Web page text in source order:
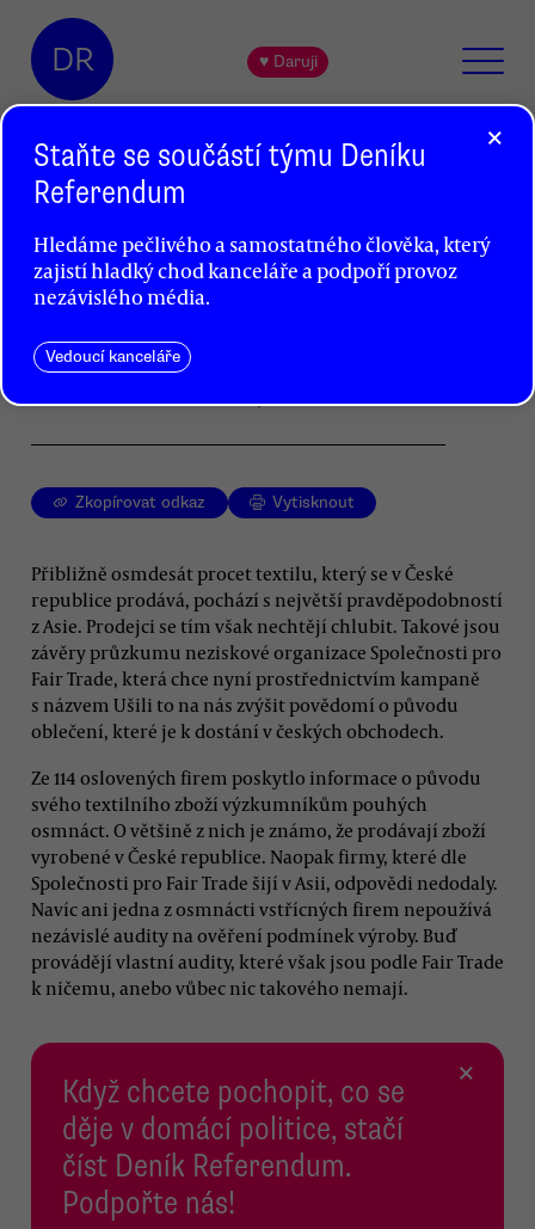
DR ♥ Daruji
Ušili to na nás v Asii, podrobnosti
ale tají
Jan Miessler
Jak zjistil průzkum Společnosti pro Fair Trade,
čeští prodejci textilu se původem svého zboží
Zkopírovat odkaz Vytisknout
Přibližně osmdesát procet textilu, který se v České
republice prodává, pochází s největší pravděpodobností
z Asie. Prodejci se tím však nechtějí chlubit. Takové jsou
závěry průzkumu neziskové organizace Společnosti pro
Fair Trade, která chce nyní prostřednictvím kampaně
s názvem Ušili to na nás zvýšit povědomí o původu
oblečení, které je k dostání v českých obchodech.
Ze 114 oslovených firem poskytlo informace o původu
svého textilního zboží výzkumníkům pouhých
osmnáct. O většině z nich je známo, že prodávají zboží
vyrobené v České republice. Naopak firmy, které dle
Společnosti pro Fair Trade šijí v Asii, odpovědi nedodaly.
Navíc ani jedna z osmnácti vstřícných firem nepoužívá
nezávislé audity na ověření podmínek výroby. Buď
provádějí vlastní audity, které však jsou podle Fair Trade
k ničemu, anebo vůbec nic takového nemají.
Když chcete pochopit, co se
děje v domácí politice, stačí
číst Deník Referendum.
Podpořte nás!
×
×
Staňte se součástí týmu Deníku
Referendum
Hledáme pečlivého a samostatného člověka, který
zajistí hladký chod kanceláře a podpoří provoz
nezávislého média.
Vedoucí kanceláře